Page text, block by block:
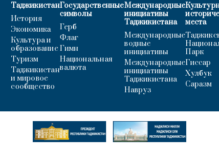
Таджикистан
История
Экономика
Культура и
образование
Туризм
Таджикистан
и мировое
сообщество
Государственные
символы
Герб
Флаг
Гимн
Национальная
валюта
Международные
инициативы
Таджикистана
Международные
водные
инициативы
Международные
инициативы
Таджикистана
Навруз
места
Парк
Гиссар
Хулбук
Саразм